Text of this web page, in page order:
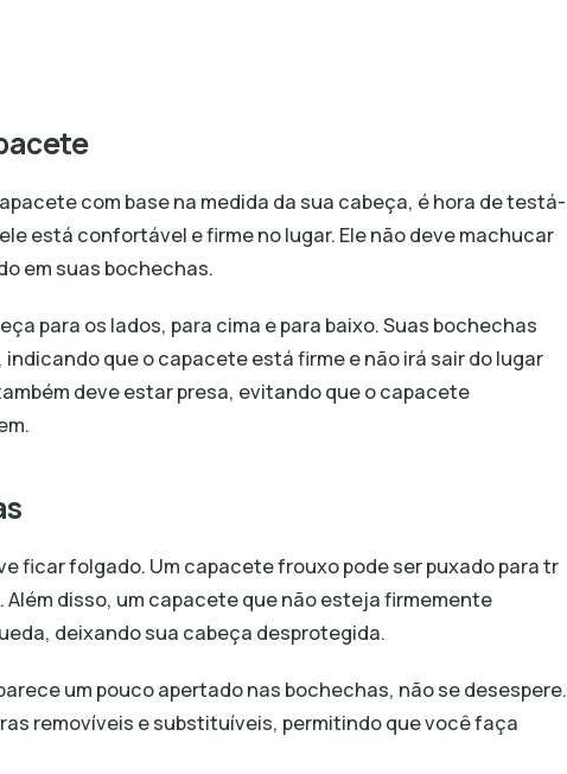
com base na medida da sua cabeça, é hora de testá-
está confortável e firme no lugar. Ele não deve machucar
em suas bochechas.
para os lados, para cima e para baixo. Suas bochechas
que o capacete está firme e não irá sair do lugar
deve estar presa, evitando que o capacete
ficar folgado. Um capacete frouxo pode ser puxado para tr
disso, um capacete que não esteja firmemente
deixando sua cabeça desprotegida.
um pouco apertado nas bochechas, não se desespere.
removíveis e substituíveis, permitindo que você faça